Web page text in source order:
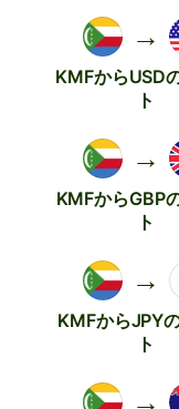
→
KMFからUSD
ト
→
KMFからGBP
ト
→
KMFからJPY
ト